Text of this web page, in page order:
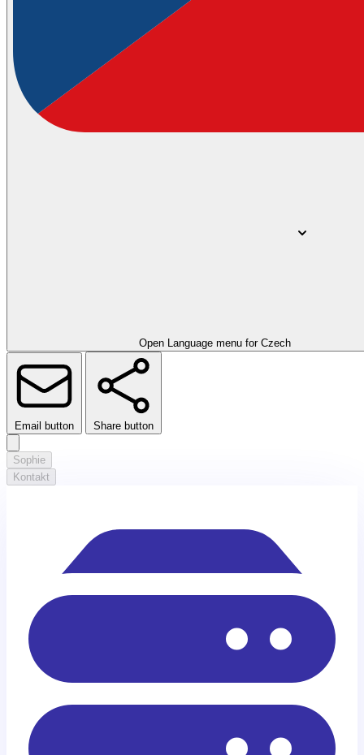
Open Language menu for Czech
Email button Share button
Sophie
Kontakt